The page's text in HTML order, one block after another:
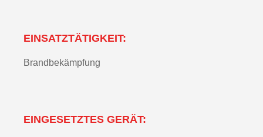
EINSATZTÄTIGKEIT:
Brandbekämpfung
EINGESETZTES GERÄT: